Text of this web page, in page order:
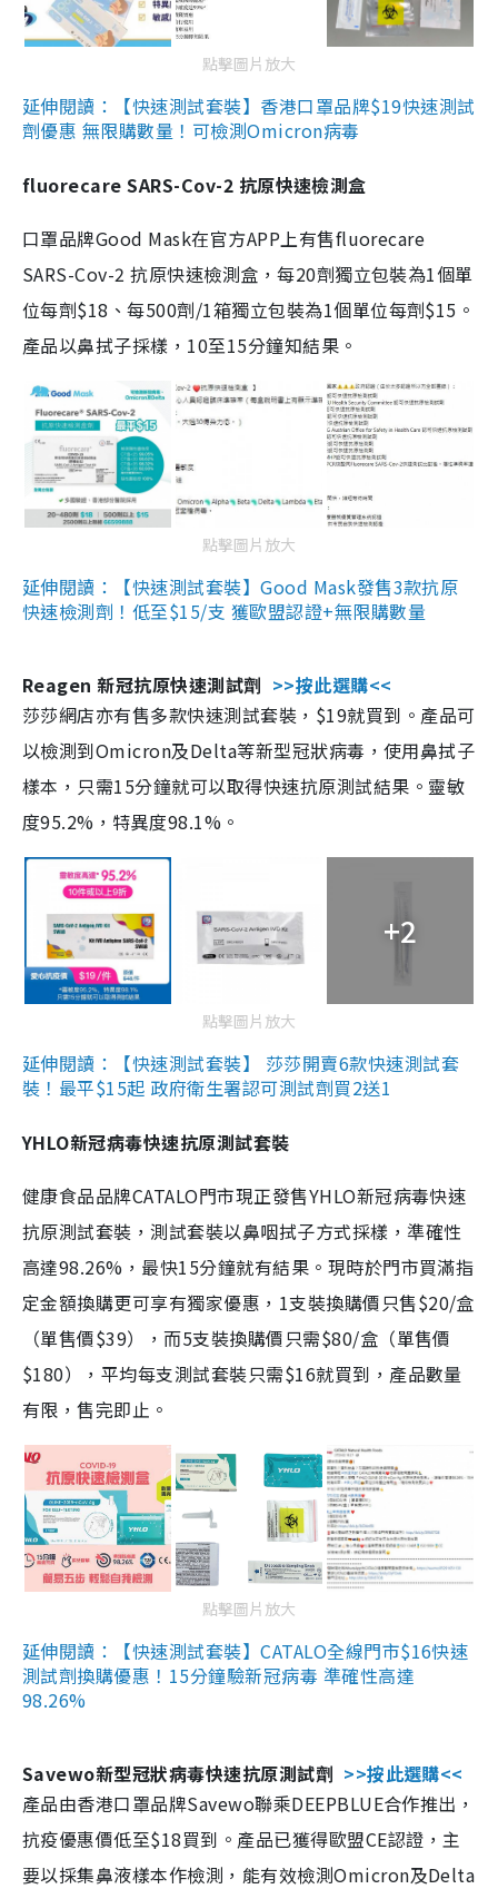
點擊圖片放大
延伸閱讀：【快速測試套裝】香港口罩品牌$19快速測試
劑優惠 無限購數量！可檢測Omicron病毒
fluorecare SARS-Cov-2 抗原快速檢測盒
口罩品牌Good Mask在官方APP上有售fluorecare
SARS-Cov-2 抗原快速檢測盒，每20劑獨立包裝為1個單
位每劑$18、每500劑/1箱獨立包裝為1個單位每劑$15。
產品以鼻拭子採樣，10至15分鐘知結果。
點擊圖片放大
延伸閱讀：【快速測試套裝】Good Mask發售3款抗原
快速檢測劑！低至$15/支 獲歐盟認證+無限購數量
Reagen 新冠抗原快速測試劑 >>按此選購<<
莎莎網店亦有售多款快速測試套裝，$19就買到。產品可
以檢測到Omicron及Delta等新型冠狀病毒，使用鼻拭子
樣本，只需15分鐘就可以取得快速抗原測試結果。靈敏
度95.2%，特異度98.1%。
+2
點擊圖片放大
延伸閱讀：【快速測試套裝】 莎莎開賣6款快速測試套
裝！最平$15起 政府衛生署認可測試劑買2送1
YHLO新冠病毒快速抗原測試套裝
健康食品品牌CATALO門市現正發售YHLO新冠病毒快速
抗原測試套裝，測試套裝以鼻咽拭子方式採樣，準確性
高達98.26%，最快15分鐘就有結果。現時於門市買滿指
定金額換購更可享有獨家優惠，1支裝換購價只售$20/盒
（單售價$39），而5支裝換購價只需$80/盒（單售價
$180），平均每支測試套裝只需$16就買到，產品數量
有限，售完即止。
點擊圖片放大
延伸閱讀：【快速測試套裝】CATALO全線門市$16快速
測試劑換購優惠！15分鐘驗新冠病毒 準確性高達
98.26%
Savewo新型冠狀病毒快速抗原測試劑 >>按此選購<<
產品由香港口罩品牌Savewo聯乘DEEPBLUE合作推出，
抗疫優惠價低至$18買到。產品已獲得歐盟CE認證，主
要以採集鼻液樣本作檢測，能有效檢測Omicron及Delta